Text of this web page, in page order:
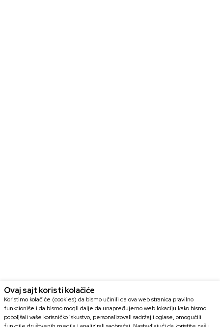
Ovaj sajt koristi kolačiće
Koristimo kolačiće (cookies) da bismo učinili da ova web stranica pravilno
funkcioniše i da bismo mogli dalje da unapređujemo web lokaciju kako bismo
poboljšali vaše korisničko iskustvo, personalizovali sadržaj i oglase, omogućili